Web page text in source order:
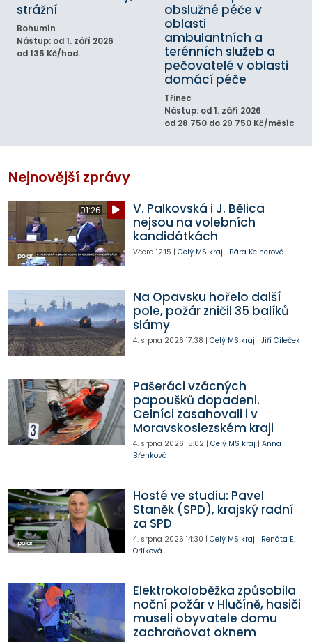
strážní
Bohumín
Nástup: od 1. září 2026
od 135 Kč/hod.
obslužné péče v
oblasti
ambulantních a
terénních služeb a
pečovatelé v oblasti
domácí péče
Třinec
Nástup: od 1. září 2026
od 28 750 do 29 750 Kč/měsíc
Nejnovější zprávy
01:26
V. Palkovská i J. Bělica
nejsou na volebních
kandidátkách
Včera 12:15 | Celý MS kraj | Bára Kelnerová
Na Opavsku hořelo další
pole, požár zničil 35 balíků
slámy
4. srpna 2026 17:38 | Celý MS kraj | Jiří Cileček
Pašeráci vzácných
papoušků dopadeni.
Celníci zasahovali i v
Moravskoslezském kraji
4. srpna 2026 15:02| Celý MS kraj | Anna
Břenková
Hosté ve studiu: Pavel
Staněk (SPD), krajský radní
za SPD
4. srpna 2026 14:30 | Celý MS kraj | Renáta E.
Orlíková
Elektrokoloběžka způsobila
noční požár v Hlučíně, hasiči
museli obyvatele domu
zachraňovat oknem